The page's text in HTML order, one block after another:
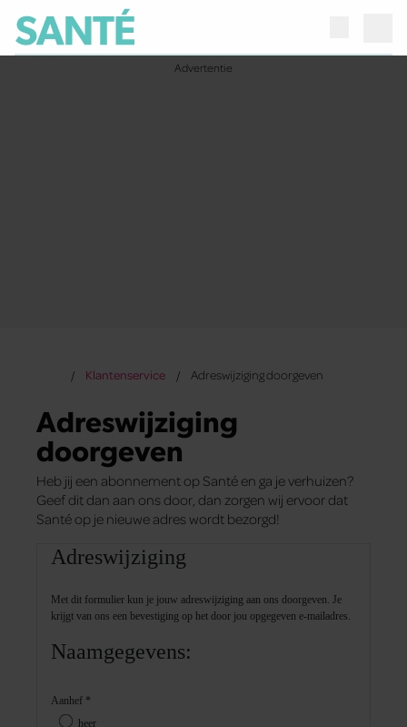
Klantenservice Adreswijziging doorgeven
Adreswijziging
doorgeven
Heb jij een abonnement op Santé en ga je verhuizen?
Geef dit dan aan ons door, dan zorgen wij ervoor dat
Santé op je nieuwe adres wordt bezorgd!